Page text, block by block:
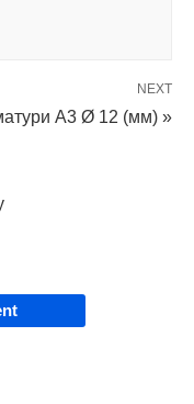
NEXT
А3 Ø 12 (мм) »